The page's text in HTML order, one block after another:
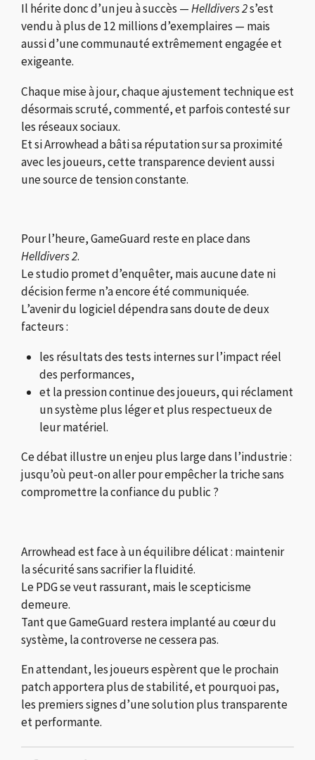
Il hérite donc d’un jeu à succès —Helldivers 2s’est
vendu à plus de 12 millions d’exemplaires — mais
aussi d’une communauté extrêmement engagée et
exigeante.
Chaque mise à jour, chaque ajustement technique est
désormais scruté, commenté, et parfois contesté sur
les réseaux sociaux.
Et si Arrowhead a bâti sa réputation sur sa proximité
avec les joueurs, cette transparence devient aussi
une source de tension constante.
Pour l’heure, GameGuard reste en place dans
Helldivers 2.
Le studio promet d’enquêter, mais aucune date ni
décision ferme n’a encore été communiquée.
L’avenir du logiciel dépendra sans doute de deux
facteurs :
les résultats des tests internes sur l’impact réel
des performances,
et la pression continue des joueurs, qui réclament
un système plus léger et plus respectueux de
leur matériel.
Ce débat illustre un enjeu plus large dans l’industrie :
jusqu’où peut-on aller pour empêcher la triche sans
compromettre la confiance du public ?
Arrowhead est face à un équilibre délicat : maintenir
la sécurité sans sacrifier la fluidité.
Le PDG se veut rassurant, mais le scepticisme
demeure.
Tant que GameGuard restera implanté au cœur du
système, la controverse ne cessera pas.
En attendant, les joueurs espèrent que le prochain
patch apportera plus de stabilité, et pourquoi pas,
les premiers signes d’une solution plus transparente
et performante.